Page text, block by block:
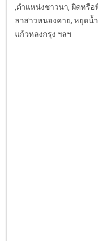
,ตำแหน่งชาวนา, ผิดหรื
ลาสาวหนองคาย, หยุดน้
แก้วหลงกรุง ฯลฯ